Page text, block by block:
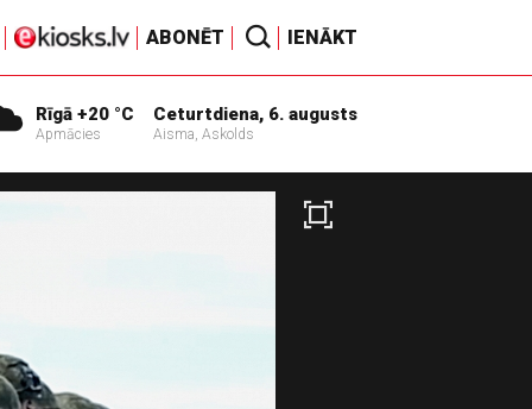
ABONĒT IENĀKT
Rīgā +20 °C
Apmācies
Ceturtdiena, 6. augusts
Aisma, Askolds